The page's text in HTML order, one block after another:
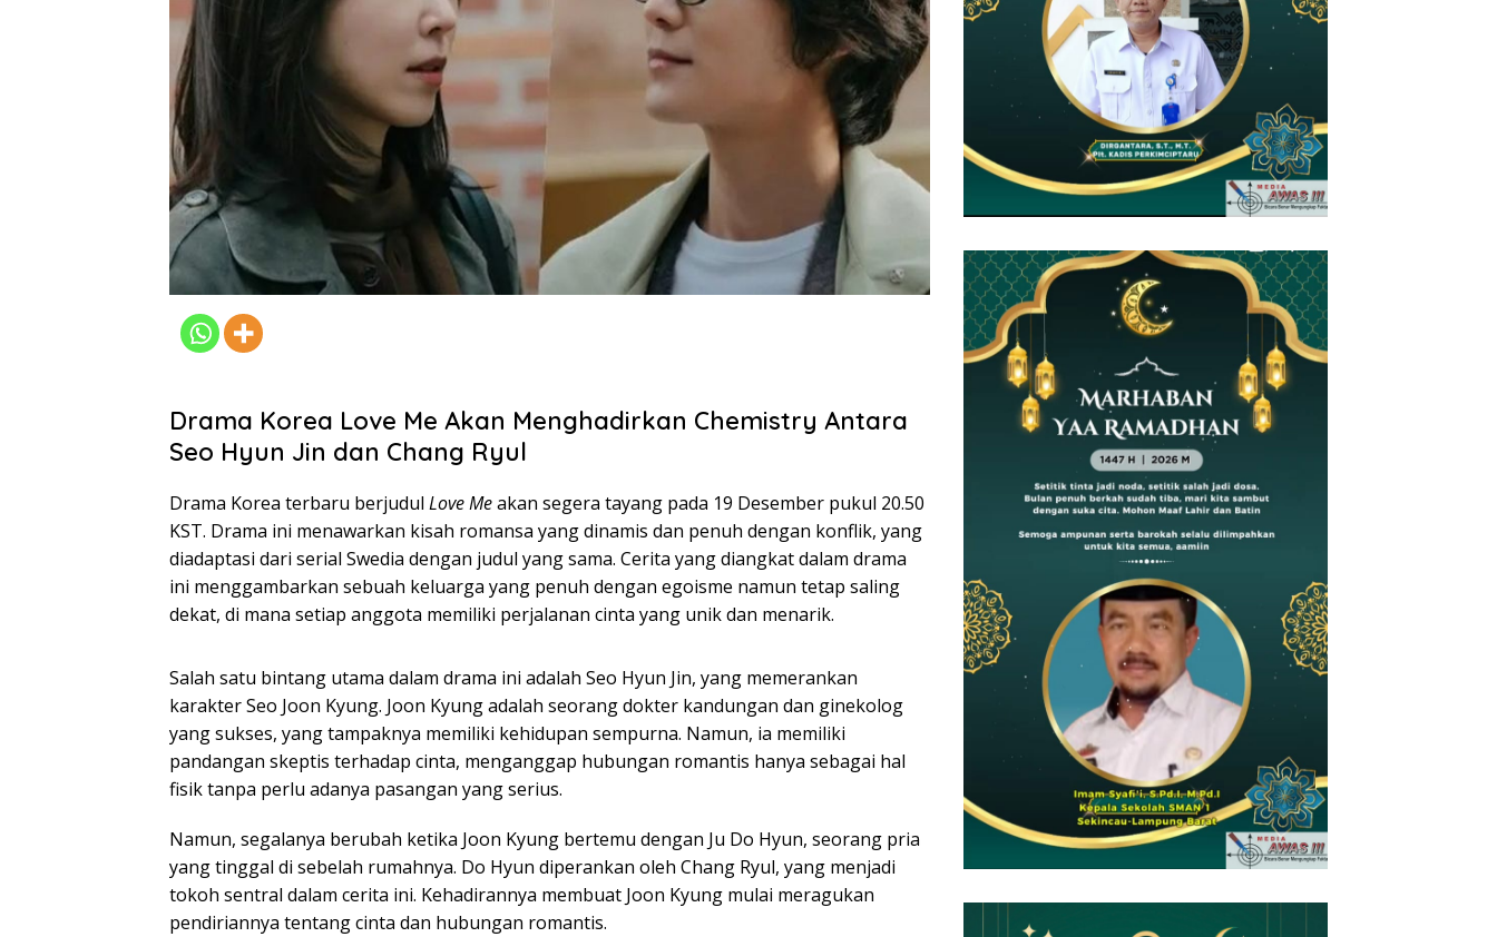
Drama Korea Love Me Akan Menghadirkan Chemistry Antara
Seo Hyun Jin dan Chang Ryul
Drama Korea terbaru berjudul Love Meakan segera tayang pada 19 Desember pukul 20.50
KST. Drama ini menawarkan kisah romansa yang dinamis dan penuh dengan konflik, yang
diadaptasi dari serial Swedia dengan judul yang sama. Cerita yang diangkat dalam drama
ini menggambarkan sebuah keluarga yang penuh dengan egoisme namun tetap saling
dekat, di mana setiap anggota memiliki perjalanan cinta yang unik dan menarik.
Salah satu bintang utama dalam drama ini adalah Seo Hyun Jin, yang memerankan
karakter Seo Joon Kyung. Joon Kyung adalah seorang dokter kandungan dan ginekolog
yang sukses, yang tampaknya memiliki kehidupan sempurna. Namun, ia memiliki
pandangan skeptis terhadap cinta, menganggap hubungan romantis hanya sebagai hal
fisik tanpa perlu adanya pasangan yang serius.
Namun, segalanya berubah ketika Joon Kyung bertemu dengan Ju Do Hyun, seorang pria
yang tinggal di sebelah rumahnya. Do Hyun diperankan oleh Chang Ryul, yang menjadi
tokoh sentral dalam cerita ini. Kehadirannya membuat Joon Kyung mulai meragukan
pendiriannya tentang cinta dan hubungan romantis.